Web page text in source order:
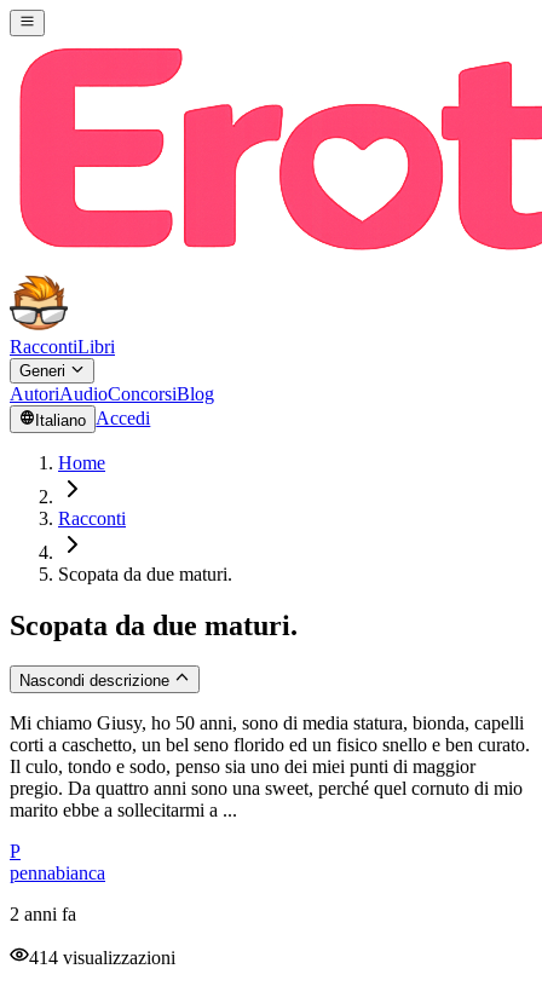
RaccontiLibri
Generi
AutoriAudioConcorsiBlog
Italiano Accedi
Home
Racconti
Scopata da due maturi.
Scopata da due maturi.
Nascondi descrizione
Mi chiamo Giusy, ho 50 anni, sono di media statura, bionda, capelli
corti a caschetto, un bel seno florido ed un fisico snello e ben curato.
Il culo, tondo e sodo, penso sia uno dei miei punti di maggior
pregio. Da quattro anni sono una sweet, perché quel cornuto di mio
marito ebbe a sollecitarmi a ...
P
pennabianca
2 anni fa
414 visualizzazioni